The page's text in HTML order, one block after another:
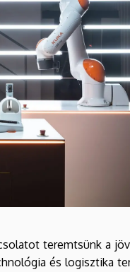
teremtsünk a
és logisztika